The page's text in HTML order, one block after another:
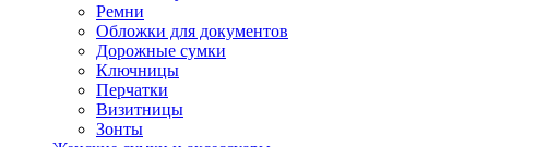
Ремни
Обложки для документов
Дорожные сумки
Ключницы
Перчатки
Визитницы
Зонты